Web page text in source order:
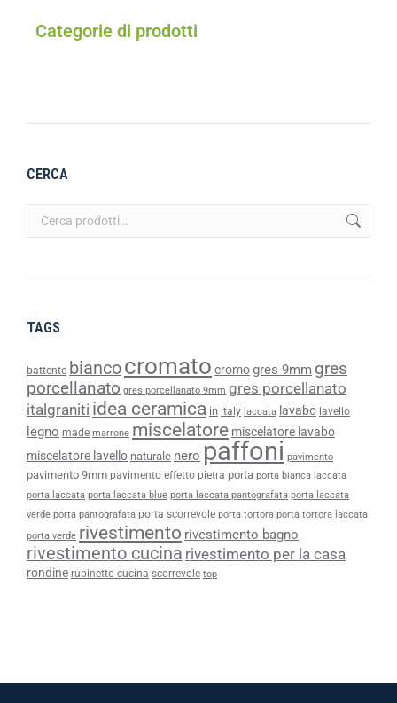
Categorie di prodotti
CERCA
TAGS
battente biancocromato cromogres 9mm gres
porcellanato gres porcellanato 9mm gres porcellanato
italgraniti idea ceramica in italy laccata lavabo lavello
legno made marrone miscelatore miscelatore lavabo
miscelatore lavello naturale nero paffoni pavimento
pavimento 9mm pavimento effetto pietra porta porta bianca laccata
porta laccata porta laccata blue porta laccata pantografata porta laccata
verde porta pantografata porta scorrevole porta tortora porta tortora laccata
porta verde rivestimento rivestimento bagno
rivestimento cucina rivestimento per la casa
rondine rubinetto cucina scorrevole top